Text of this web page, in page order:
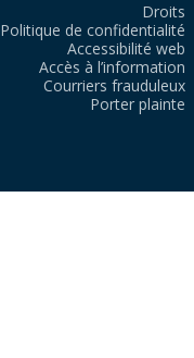
Droits
Politique de confidentialité
Accessibilité web
Accès à l’information
Courriers frauduleux
Porter plainte